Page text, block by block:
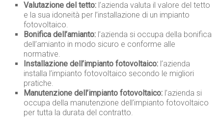
Valutazione del tetto: l’azienda valuta il valore del tetto
e la sua idoneità per l’installazione di un impianto
fotovoltaico.
Bonifica dell’amianto: l’azienda si occupa della bonifica
dell’amianto in modo sicuro e conforme alle
normative.
Installazione dell’impianto fotovoltaico: l’azienda
installa l’impianto fotovoltaico secondo le migliori
pratiche.
Manutenzione dell’impianto fotovoltaico: l’azienda si
occupa della manutenzione dell’impianto fotovoltaico
per tutta la durata del contratto.